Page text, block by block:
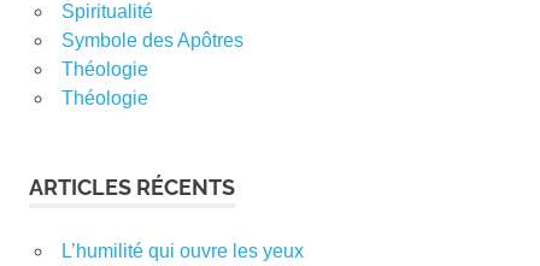
Spiritualité
Symbole des Apôtres
Théologie
Théologie
ARTICLES RÉCENTS
L’humilité qui ouvre les yeux